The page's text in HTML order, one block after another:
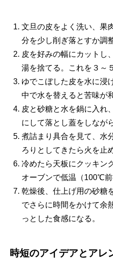
文旦の皮をよく洗い、果
分を少し削ぎ落とすか調
皮を好みの幅にカットし
湯を捨てる。これを３～
ゆでこぼした皮を水に浸
中で水を替えると苦味が
皮と砂糖と水を鍋に入れ
にして落とし蓋をしなが
煮詰まり具合を見て、水
ろりとしてきたら火を止
冷めたら天板にクッキン
オーブンで低温（100℃前
乾燥後、仕上げ用の砂糖
でさらに時間をかけて余
っとした食感になる。
時短のアイデアとアレ